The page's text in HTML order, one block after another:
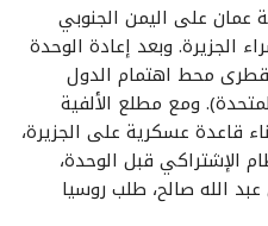
عمان على اليمن الجنوبي
الجزيرة. وبعد إعادة الوحدة
محط اهتمام الدول
ومع مطلع الألفية
قاعدة عسكرية على الجزيرة،
الإشتراكي قبل الوحدة،
الله صالح، طلب روسيا